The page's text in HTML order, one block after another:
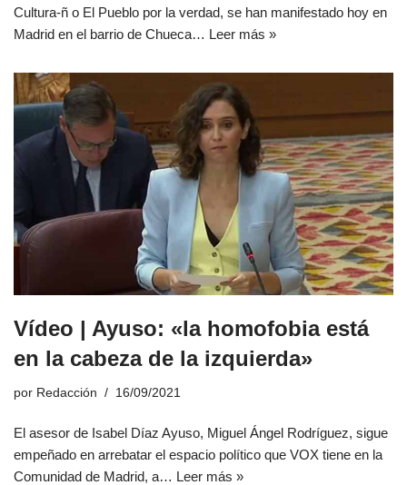
Cultura-ñ o El Pueblo por la verdad, se han manifestado hoy en
Madrid en el barrio de Chueca… Leer más »
Vídeo | Ayuso: «la homofobia está
en la cabeza de la izquierda»
por Redacción 16/09/2021
El asesor de Isabel Díaz Ayuso, Miguel Ángel Rodríguez, sigue
empeñado en arrebatar el espacio político que VOX tiene en la
Comunidad de Madrid, a… Leer más »